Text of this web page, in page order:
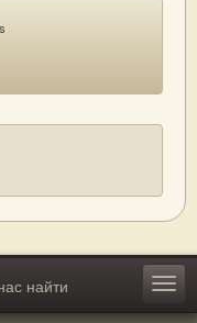
найти